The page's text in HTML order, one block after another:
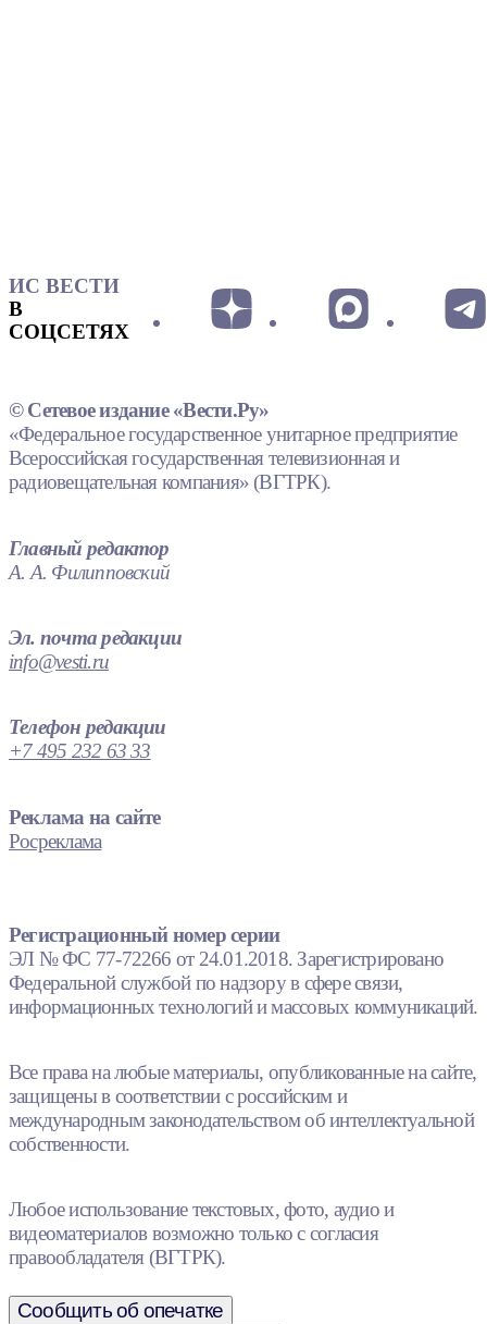
ИС ВЕСТИ
В
СОЦСЕТЯХ
© Сетевое издание «Вести.Ру»
«Федеральное государственное унитарное предприятие
Всероссийская государственная телевизионная и
радиовещательная компания» (ВГТРК).
Главный редактор
А. А. Филипповский
Эл. почта редакции
info@vesti.ru
Телефон редакции
+7 495 232 63 33
Реклама на сайте
Росреклама
Регистрационный номер серии
ЭЛ № ФС 77-72266 от 24.01.2018. Зарегистрировано
Федеральной службой по надзору в сфере связи,
информационных технологий и массовых коммуникаций.
Все права на любые материалы, опубликованные на сайте,
защищены в соответствии с российским и
международным законодательством об интеллектуальной
собственности.
Любое использование текстовых, фото, аудио и
видеоматериалов возможно только с согласия
правообладателя (ВГТРК).
Сообщить об опечатке